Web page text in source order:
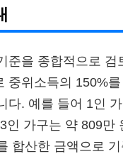
준을 종합적으로
중위소득의 150%
다. 예를 들어 1인
가구는 약 809만
합산한 금액으로